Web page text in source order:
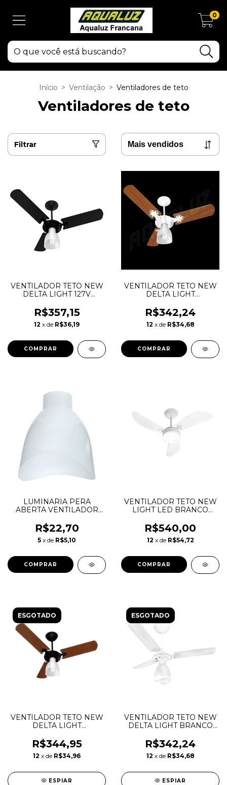
0
Início > Ventilação > Ventiladores de teto
Ventiladores de teto
Filtrar
VENTILADOR TETO NEW
DELTA LIGHT 127V
VENTIDELTA
R$357,15
12 x de R$36,19
VENTILADOR TETO NEW
DELTA LIGHT
R$342,24
12 x de R$34,68
LUMINARIA PERA
ABERTA VENTILADOR
R$22,70
5 x de R$5,10
VENTILADOR TETO NEW
LIGHT LED BRANCO
R$540,00
12 x de R$54,72
ESGOTADO
VENTILADOR TETO NEW
DELTA LIGHT
R$344,95
12 x de R$34,96
ESPIAR
ESGOTADO
VENTILADOR TETO NEW
DELTA LIGHT BRANCO
R$342,24
12 x de R$34,68
ESPIAR